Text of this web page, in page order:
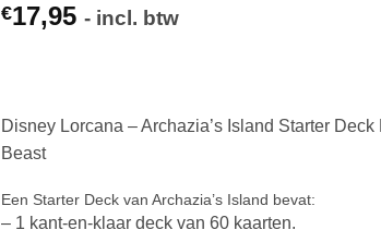
€17,95 - incl. btw
Disney Lorcana – Archazia’s Island Starter Deck
Beast
Een Starter Deck van Archazia’s Island bevat:
– 1 kant-en-klaar deck van 60 kaarten.